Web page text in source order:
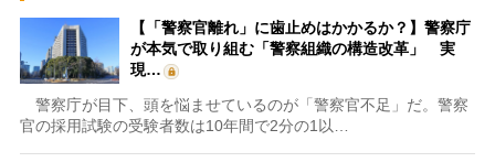
【「警察官離れ」に歯止めはかかるか？】警察庁
が本気で取り組む「警察組織の構造改革」 実
現…
警察庁が目下、頭を悩ませているのが「警察官不足」だ。警察
官の採用試験の受験者数は10年間で2分の1以…